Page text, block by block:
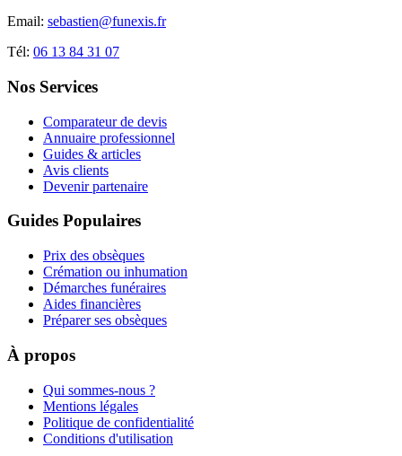
Email: sebastien@funexis.fr
Tél: 06 13 84 31 07
Nos Services
Comparateur de devis
Annuaire professionnel
Guides & articles
Avis clients
Devenir partenaire
Guides Populaires
Prix des obsèques
Crémation ou inhumation
Démarches funéraires
Aides financières
Préparer ses obsèques
À propos
Qui sommes-nous ?
Mentions légales
Politique de confidentialité
Conditions d'utilisation